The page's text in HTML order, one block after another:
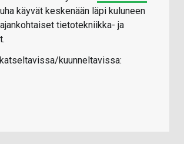
käyvät keskenään läpi kuluneen
tietotekniikka- ja
kuunneltavissa: